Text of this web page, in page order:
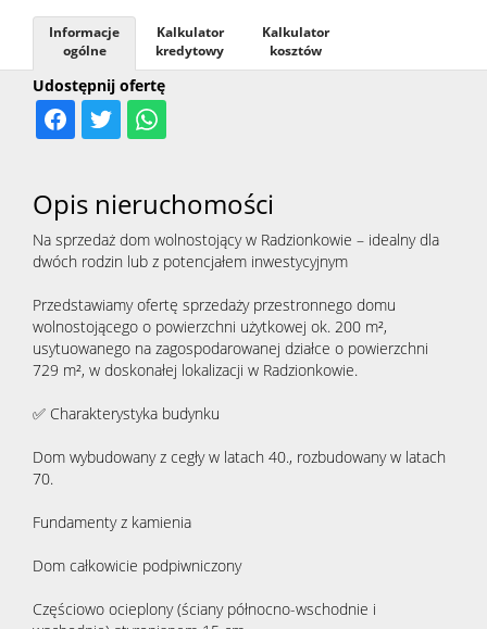
Udostępnij ofertę
Informacje
ogólne
Kalkulator
kredytowy
Kalkulator
kosztów
Opis nieruchomości
Na sprzedaż dom wolnostojący w Radzionkowie – idealny dla
dwóch rodzin lub z potencjałem inwestycyjnym
Przedstawiamy ofertę sprzedaży przestronnego domu
wolnostojącego o powierzchni użytkowej ok. 200 m²,
usytuowanego na zagospodarowanej działce o powierzchni
729 m², w doskonałej lokalizacji w Radzionkowie.
✅ Charakterystyka budynku
Dom wybudowany z cegły w latach 40., rozbudowany w latach
70.
Fundamenty z kamienia
Dom całkowicie podpiwniczony
Częściowo ocieplony (ściany północno-wschodnie i